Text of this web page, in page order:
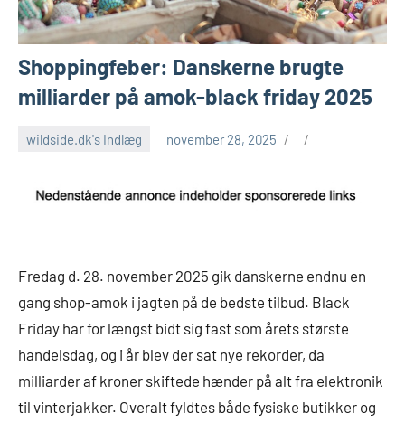
Shoppingfeber: Danskerne brugte
milliarder på amok-black friday 2025
wildside.dk's Indlæg november 28, 2025
Fredag d. 28. november 2025 gik danskerne endnu en
gang shop-amok i jagten på de bedste tilbud. Black
Friday har for længst bidt sig fast som årets største
handelsdag, og i år blev der sat nye rekorder, da
milliarder af kroner skiftede hænder på alt fra elektronik
til vinterjakker. Overalt fyldtes både fysiske butikker og